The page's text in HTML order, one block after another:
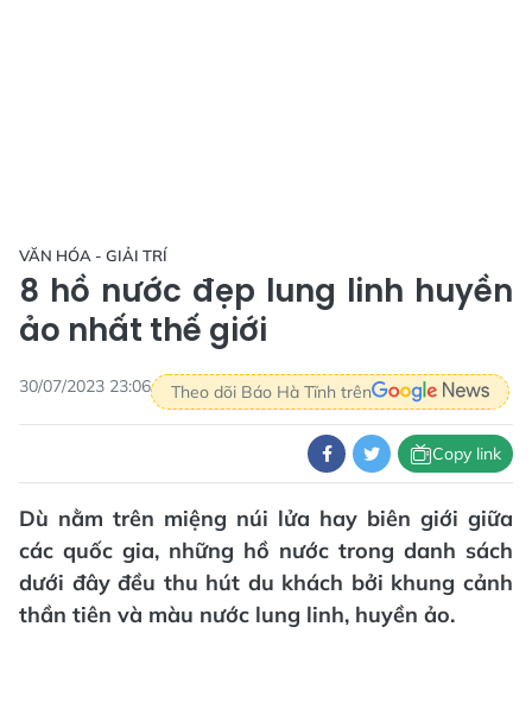
VĂN HÓA - GIẢI TRÍ
8 hồ nước đẹp lung linh huyền
ảo nhất thế giới
30/07/2023 23:06 Theo dõi Báo Hà Tĩnh trên
Copy link
Dù nằm trên miệng núi lửa hay biên giới giữa
các quốc gia, những hồ nước trong danh sách
dưới đây đều thu hút du khách bởi khung cảnh
thần tiên và màu nước lung linh, huyền ảo.